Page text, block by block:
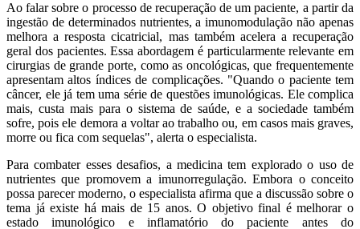
Ao falar sobre o processo de recuperação de um paciente, a partir da
ingestão de determinados nutrientes, a imunomodulação não apenas
melhora a resposta cicatricial, mas também acelera a recuperação
geral dos pacientes. Essa abordagem é particularmente relevante em
cirurgias de grande porte, como as oncológicas, que frequentemente
apresentam altos índices de complicações. "Quando o paciente tem
câncer, ele já tem uma série de questões imunológicas. Ele complica
mais, custa mais para o sistema de saúde, e a sociedade também
sofre, pois ele demora a voltar ao trabalho ou, em casos mais graves,
morre ou fica com sequelas", alerta o especialista.
Para combater esses desafios, a medicina tem explorado o uso de
nutrientes que promovem a imunorregulação. Embora o conceito
possa parecer moderno, o especialista afirma que a discussão sobre o
tema já existe há mais de 15 anos. O objetivo final é melhorar o
estado imunológico e inflamatório do paciente antes do